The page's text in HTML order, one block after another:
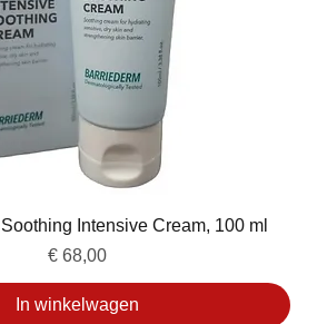
Intensive Cream, 100 ml
Prijs
€ 68,00
In winkelwagen